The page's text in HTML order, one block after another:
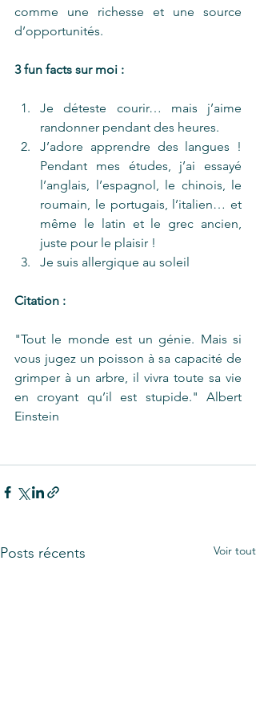
comme une richesse et une source
d’opportunités.
3 fun facts sur moi :
Je déteste courir… mais j’aime
randonner pendant des heures.
J’adore apprendre des langues !
Pendant mes études, j’ai essayé
l’anglais, l’espagnol, le chinois, le
roumain, le portugais, l’italien… et
même le latin et le grec ancien,
juste pour le plaisir !
Je suis allergique au soleil
Citation :
"Tout le monde est un génie. Mais si
vous jugez un poisson à sa capacité de
grimper à un arbre, il vivra toute sa vie
en croyant qu’il est stupide." Albert
Einstein
Posts récents Voir tout